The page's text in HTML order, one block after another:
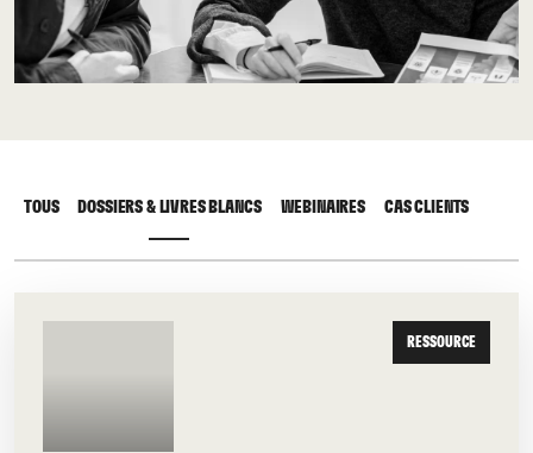
TOUS DOSSIERS & LIVRES BLANCS WEBINAIRES CAS CLIENTS
RESSOURCE